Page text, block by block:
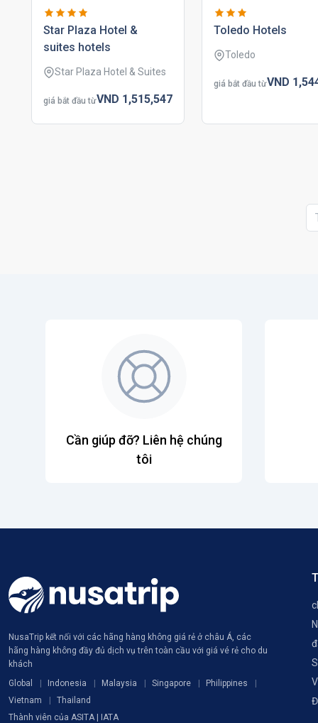
star plaza hotel &
suites hotels
Star Plaza Hotel & Suites
giá bắt đầu từVND 1,515,547
toledo hotels
Toledo
giá bắt đầu từVND
Cần giúp đỡ? Liên hệ chúng
tôi
NusaTrip kết nối với các hãng hàng không giá rẻ ở châu Á, các
hãng hàng không đầy đủ dịch vụ trên toàn cầu với giá vé rẻ cho du
khách
Global
Indonesia Malaysia Singapore
Philippines
Vietnam
Thailand
Thành viên của ASITA | IATA